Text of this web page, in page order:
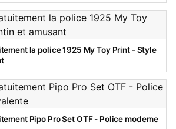
la police 1925 My Toy Print - Style
Pipo Pro Set OTF - Police moderne